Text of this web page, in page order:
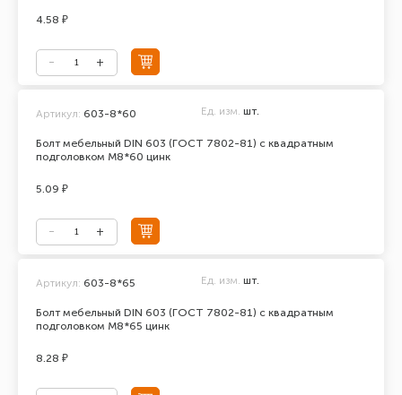
4.58 ₽
Болт мебельный DIN 603 (ГОСТ 7802-81) с квадратным
подголовком М8*60 цинк
Артикул: 603-8*60 Ед. изм. шт.
5.09 ₽
Болт мебельный DIN 603 (ГОСТ 7802-81) с квадратным
подголовком М8*65 цинк
Артикул: 603-8*65 Ед. изм. шт.
8.28 ₽